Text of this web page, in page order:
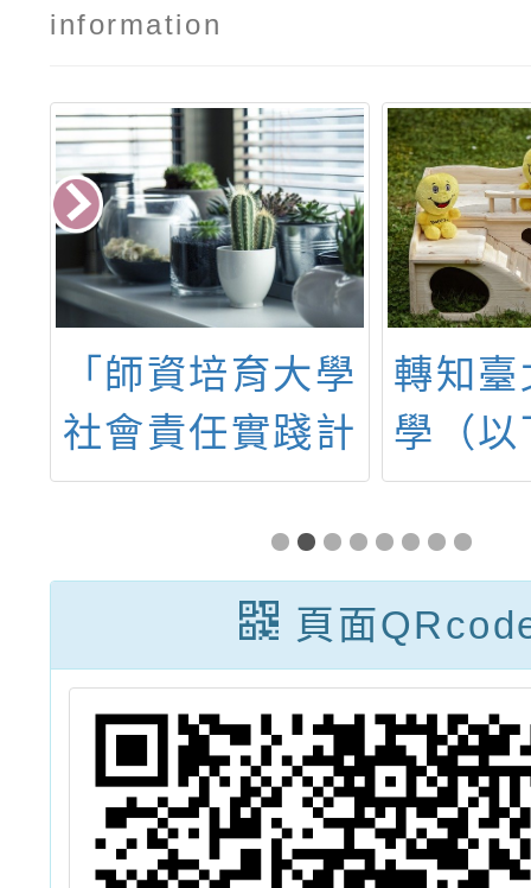
information
「師資培育大學
社會責任實踐計
畫-教育的跨域
創造力：豐碩大
學與中小學、幼
教、特教及師資
生協作之專業資
本(師培USR計
畫)
轉知
學（
市大
「
全國
教學
證獎
方優
頁面